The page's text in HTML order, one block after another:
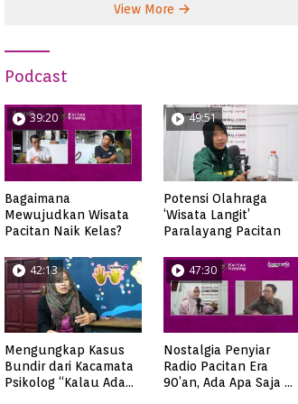
View More
Podcast
39:20
Bagaimana
Mewujudkan Wisata
Pacitan Naik Kelas?
49:51
Potensi Olahraga
‘Wisata Langit’
Paralayang Pacitan
42:13
Mengungkap Kasus
Bundir dari Kacamata
Psikolog “Kalau Ada
47:30
Nostalgia Penyiar
Radio Pacitan Era
90’an, Ada Apa Saja di